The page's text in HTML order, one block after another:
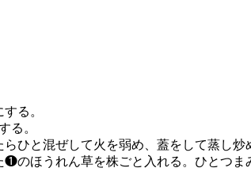
る。
る。
ひと混ぜして火を弱め、蓋をして蒸し炒
ほうれん草を株ごと入れる。ひとつま